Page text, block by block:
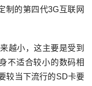
制的第四代3G互联网
小，这主要是受到
不适合较小的数码相
较当下流行的SD卡要